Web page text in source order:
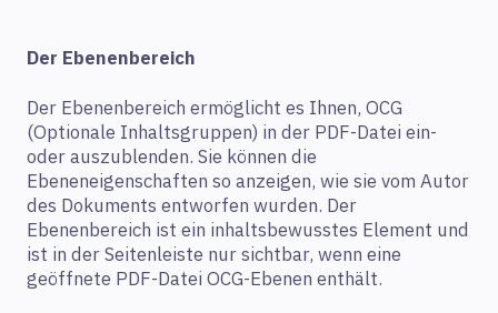
Der Ebenenbereich
Der Ebenenbereich ermöglicht es Ihnen, OCG
(Optionale Inhaltsgruppen) in der PDF-Datei ein-
oder auszublenden. Sie können die
Ebeneneigenschaften so anzeigen, wie sie vom Autor
des Dokuments entworfen wurden. Der
Ebenenbereich ist ein inhaltsbewusstes Element und
ist in der Seitenleiste nur sichtbar, wenn eine
geöffnete PDF-Datei OCG-Ebenen enthält.